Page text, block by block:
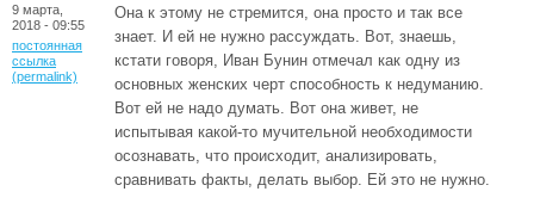
9 марта,
2018 - 09:55
постоянная
ссылка
(permalink)
Она к этому не стремится, она просто и так все
знает. И ей не нужно рассуждать. Вот, знаешь,
кстати говоря, Иван Бунин отмечал как одну из
основных женских черт способность к недуманию.
Вот ей не надо думать. Вот она живет, не
испытывая какой-то мучительной необходимости
осознавать, что происходит, анализировать,
сравнивать факты, делать выбор. Ей это не нужно.